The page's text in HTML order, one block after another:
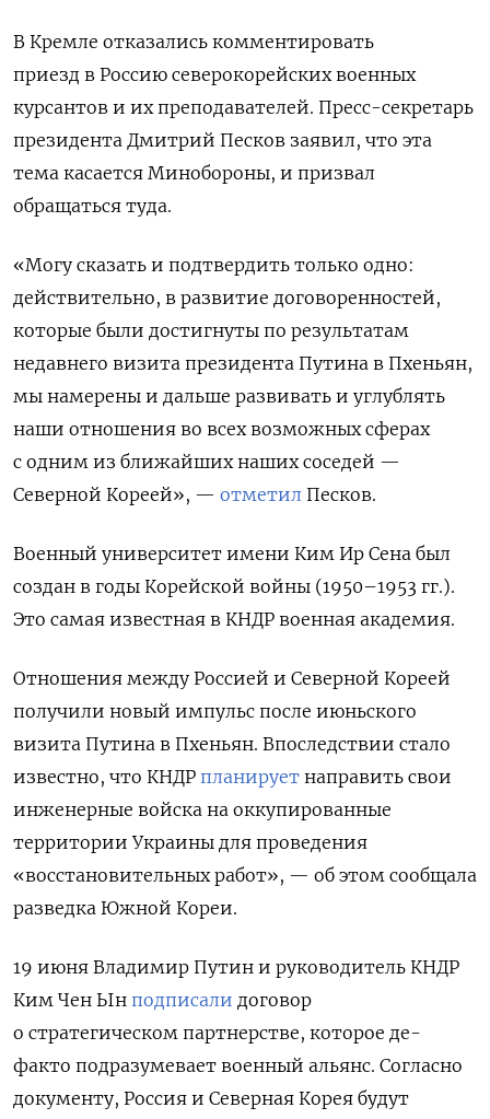
В Кремле отказались комментировать
приезд в Россию северокорейских военных
курсантов и их преподавателей. Пресс-секретарь
президента Дмитрий Песков заявил, что эта
тема касается Минобороны, и призвал
обращаться туда.
«Могу сказать и подтвердить только одно:
действительно, в развитие договоренностей,
которые были достигнуты по результатам
недавнего визита президента Путина в Пхеньян,
мы намерены и дальше развивать и углублять
наши отношения во всех возможных сферах
с одним из ближайших наших соседей —
Северной Кореей», — отметил Песков.
Военный университет имени Ким Ир Сена был
создан в годы Корейской войны (1950–1953 гг.).
Это самая известная в КНДР военная академия.
Отношения между Россией и Северной Кореей
получили новый импульс после июньского
визита Путина в Пхеньян. Впоследствии стало
известно, что КНДР планирует направить свои
инженерные войска на оккупированные
территории Украины для проведения
«восстановительных работ», — об этом сообщала
разведка Южной Кореи.
19 июня Владимир Путин и руководитель КНДР
Ким Чен Ын подписали договор
о стратегическом партнерстве, которое де-
факто подразумевает военный альянс. Согласно
документу, Россия и Северная Корея будут